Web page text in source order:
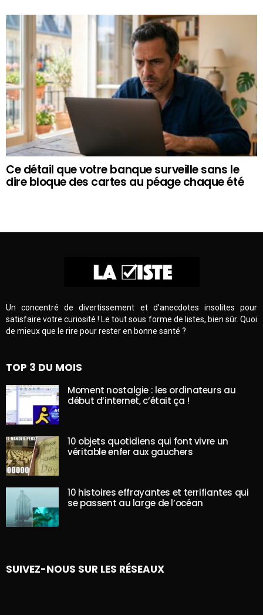
Ce détail que votre banque surveille sans le
dire bloque des cartes au péage chaque été
Un concentré de divertissement et d’anecdotes insolites pour
satisfaire votre curiosité ! Le tout sous forme de listes, bien sûr. Quoi
de mieux que le rire pour rester en bonne santé ?
TOP 3 DU MOIS
Moment nostalgie : les ordinateurs au
début d’internet, c’était ça !
10 objets quotidiens qui font vivre un
véritable enfer aux gauchers
10 histoires effrayantes et terrifiantes qui
se passent au large de l’océan
SUIVEZ-NOUS SUR LES RÉSEAUX